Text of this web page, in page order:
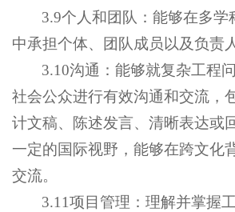
3.9个人和团队：能够在多学
中承担个体、团队成员以及负责
3.10沟通：能够就复杂工程
社会公众进行有效沟通和交流，
计文稿、陈述发言、清晰表达或
一定的国际视野，能够在跨文化
交流。
3.11项目管理：理解并掌握